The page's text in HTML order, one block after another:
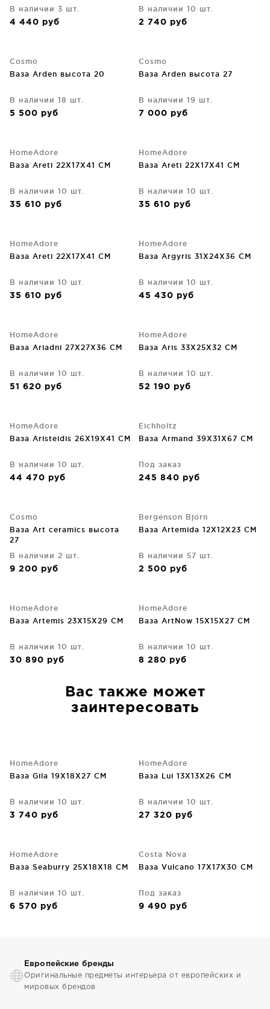
В наличии 3 шт.
4 440 руб
В наличии 10 шт.
2 740 руб
Cosmo
Ваза Arden высота 20
В наличии 18 шт.
5 500 руб
Cosmo
Ваза Arden высота 27
В наличии 19 шт.
7 000 руб
HomeAdore
Ваза Areti 22X17X41 CM
В наличии 10 шт.
35 610 руб
HomeAdore
Ваза Areti 22X17X41 CM
В наличии 10 шт.
35 610 руб
HomeAdore
Ваза Areti 22X17X41 CM
В наличии 10 шт.
35 610 руб
HomeAdore
Ваза Argyris 31X24X36 CM
В наличии 10 шт.
45 430 руб
HomeAdore
Ваза Ariadni 27X27X36 CM
В наличии 10 шт.
51 620 руб
HomeAdore
Ваза Aris 33X25X32 CM
В наличии 10 шт.
52 190 руб
HomeAdore
Ваза Aristeidis 26X19X41 CM
В наличии 10 шт.
44 470 руб
Eichholtz
Ваза Armand 39X31X67 CM
Под заказ
245 840 руб
Cosmo
Ваза Art ceramics высота
27
В наличии 2 шт.
9 200 руб
Bergenson Bjorn
Ваза Artemida 12X12X23 CM
В наличии 57 шт.
2 500 руб
HomeAdore
Ваза Artemis 23X15X29 CM
В наличии 10 шт.
30 890 руб
HomeAdore
Ваза ArtNow 15X15X27 CM
В наличии 10 шт.
8 280 руб
Вас также может
заинтересовать
HomeAdore
Ваза Gila 19X18X27 CM
В наличии 10 шт.
3 740 руб
HomeAdore
Ваза Lui 13X13X26 CM
В наличии 10 шт.
27 320 руб
HomeAdore
Ваза Seaburry 25X18X18 CM
В наличии 10 шт.
6 570 руб
Costa Nova
Ваза Vulcano 17X17X30 CM
Под заказ
9 490 руб
Европейские бренды
Оригинальные предметы интерьера от европейских и
мировых брендов